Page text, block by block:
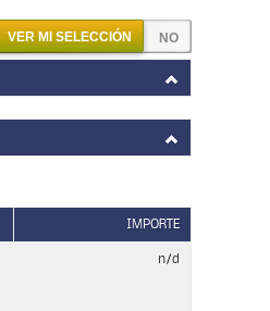
VER MI SELECCIÓN
IMPORTE
n/d